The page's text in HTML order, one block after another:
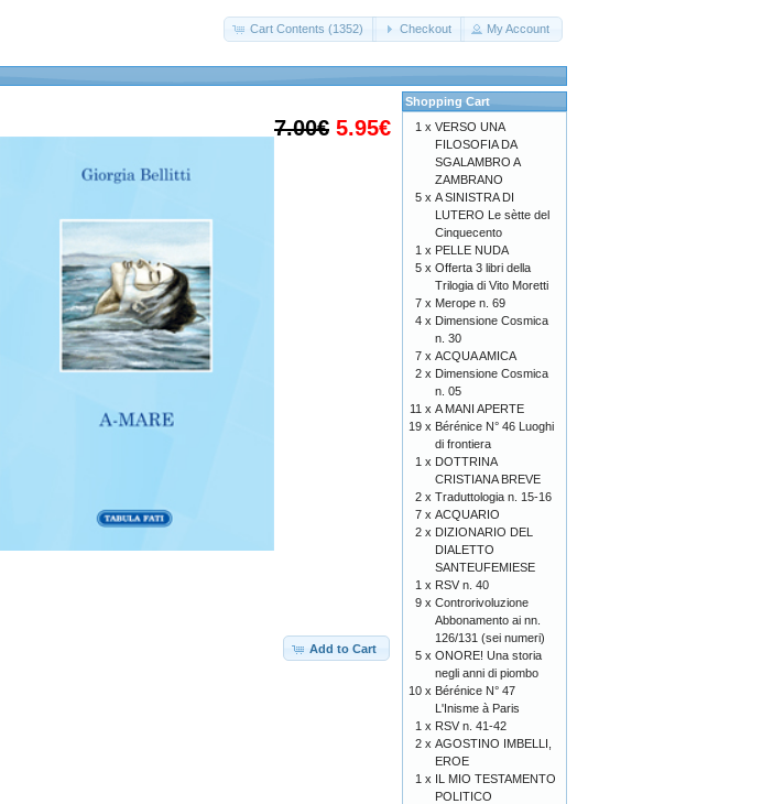
Cart Contents (1352) Checkout My Account
7.00€ 5.95€
Add to Cart
Shopping Cart
1 x VERSO UNA
FILOSOFIA DA
SGALAMBRO A
ZAMBRANO
5 x A SINISTRA DI
LUTERO Le sètte del
Cinquecento
1 x PELLE NUDA
5 x Offerta 3 libri della
Trilogia di Vito Moretti
7 x Merope n. 69
4 x Dimensione Cosmica
n. 30
7 x ACQUA AMICA
2 x Dimensione Cosmica
n. 05
11 x A MANI APERTE
19 x Bérénice N° 46 Luoghi
di frontiera
1 x DOTTRINA
CRISTIANA BREVE
2 x Traduttologia n. 15-16
7 x ACQUARIO
2 x DIZIONARIO DEL
DIALETTO
SANTEUFEMIESE
1 x RSV n. 40
9 x Controrivoluzione
Abbonamento ai nn.
126/131 (sei numeri)
5 x ONORE! Una storia
negli anni di piombo
10 x Bérénice N° 47
L'Inisme à Paris
1 x RSV n. 41-42
2 x AGOSTINO IMBELLI,
EROE
1 x IL MIO TESTAMENTO
POLITICO